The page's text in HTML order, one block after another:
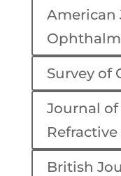
American
Survey of
Journal of
British